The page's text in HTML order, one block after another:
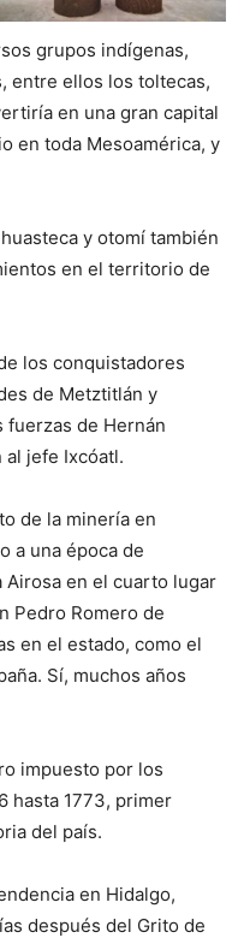
grupos indígenas,
entre ellos los toltecas,
en una gran capital
en toda Mesoamérica, y
y otomí también
en el territorio de
los conquistadores
de Metztitlán y
fuerzas de Hernán
al jefe Ixcóatl.
de la minería en
a una época de
Airosa en el cuarto lugar
Pedro Romero de
en el estado, como el
Sí, muchos años
impuesto por los
hasta 1773, primer
del país.
en Hidalgo,
después del Grito de